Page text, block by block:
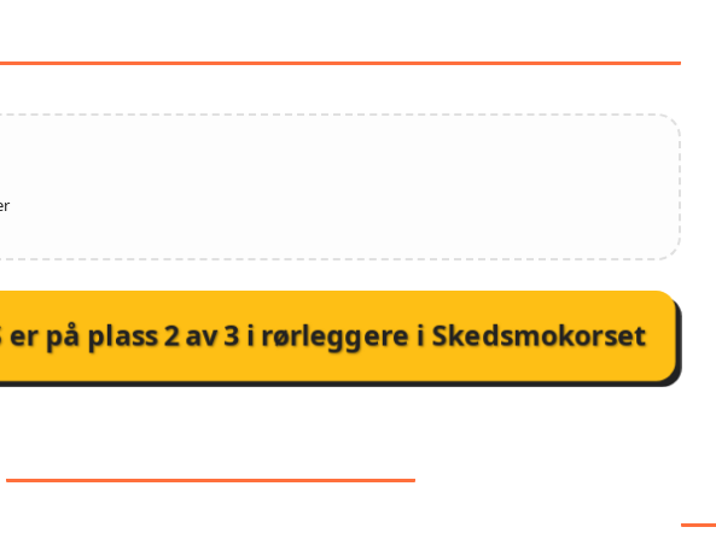
er på plass2av3irørleggere i Skedsmokorset